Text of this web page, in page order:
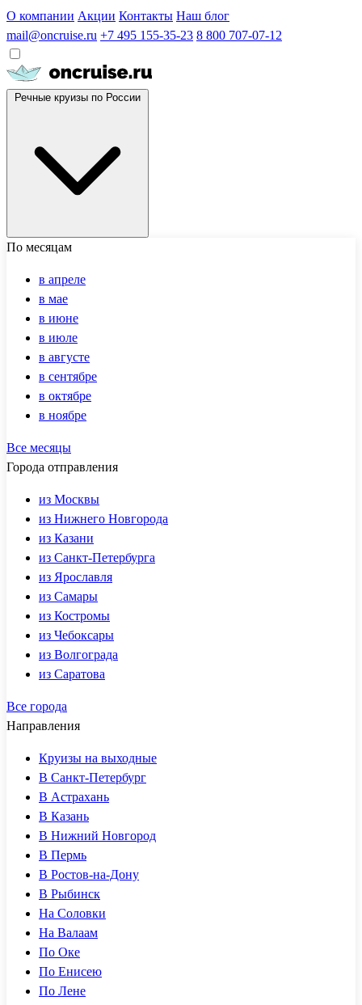
О компании Акции Контакты Наш блог
mail@oncruise.ru +7 495 155-35-23 8 800 707-07-12
По месяцам
в апреле
в мае
в июне
в июле
в августе
в сентябре
в октябре
в ноябре
Все месяцы
Города отправления
из Москвы
из Нижнего Новгорода
из Казани
из Санкт-Петербурга
из Ярославля
из Самары
из Костромы
из Чебоксары
из Волгограда
из Саратова
Все города
Направления
Круизы на выходные
В Санкт-Петербург
В Астрахань
В Казань
В Нижний Новгород
В Пермь
В Ростов-на-Дону
В Рыбинск
На Соловки
На Валаам
По Оке
По Енисею
По Лене